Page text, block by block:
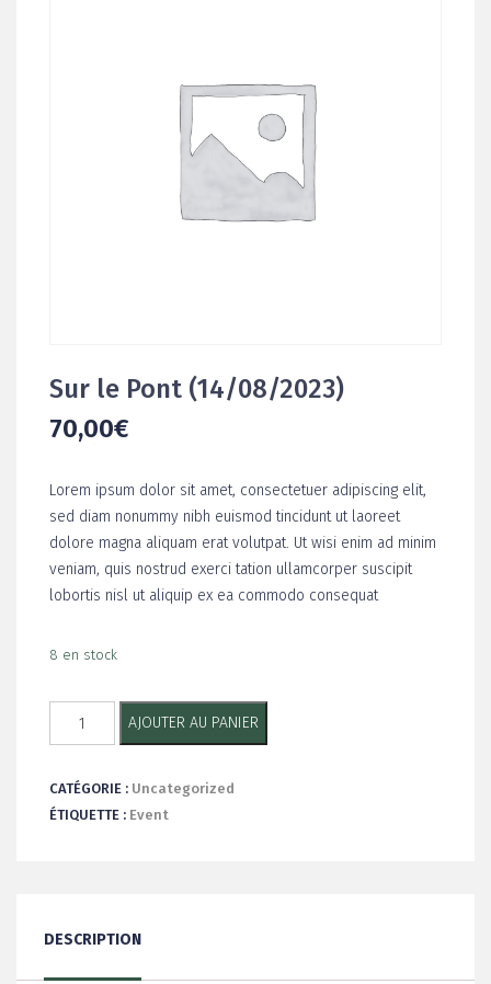
Sur le Pont (14/08/2023)
70,00€
Lorem ipsum dolor sit amet, consectetuer adipiscing elit,
sed diam nonummy nibh euismod tincidunt ut laoreet
dolore magna aliquam erat volutpat. Ut wisi enim ad minim
veniam, quis nostrud exerci tation ullamcorper suscipit
lobortis nisl ut aliquip ex ea commodo consequat
8 en stock
le
Pont
AJOUTER AU PANIER
CATÉGORIE : Uncategorized
ÉTIQUETTE : Event
DESCRIPTION